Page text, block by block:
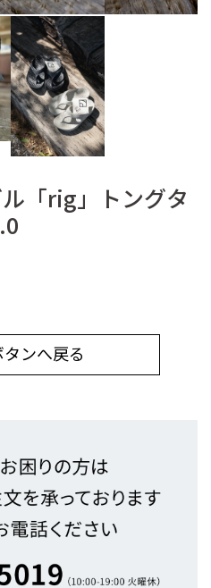
「rig」トングタ
ンへ戻る